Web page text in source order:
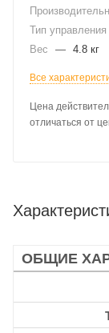
Тип управления
Вес
— 4.8 кг
Все
Цена
отличаться от
ОБЩИЕ